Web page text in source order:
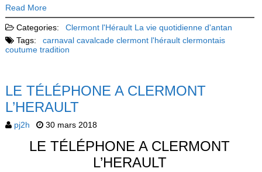
Read More
Categories: Clermont l'Hérault La vie quotidienne d'antan
Tags:
carnaval cavalcade clermont l'hérault clermontais
coutume tradition
LE TÉLÉPHONE A CLERMONT
L’HERAULT
pj2h 30 mars 2018
LE TÉLÉPHONE A CLERMONT
L’HERAULT